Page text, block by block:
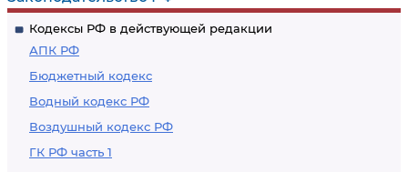
Кодексы РФ в действующей редакции
АПК РФ
Бюджетный кодекс
Водный кодекс РФ
Воздушный кодекс РФ
ГК РФ часть 1